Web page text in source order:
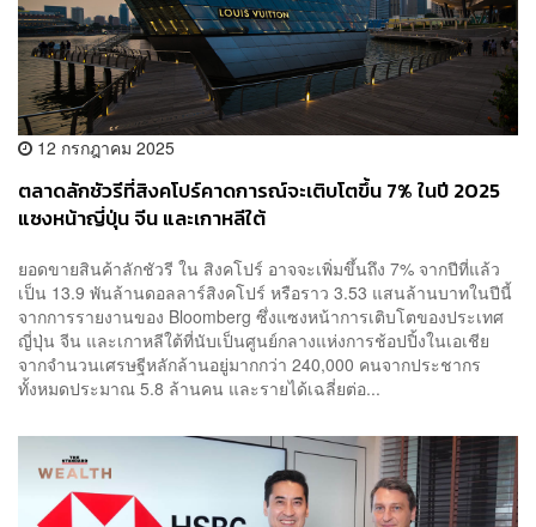
12 กรกฎาคม 2025
ตลาดลักชัวรีที่สิงคโปร์คาดการณ์จะเติบโตขึ้น 7% ในปี 2025
แซงหน้าญี่ปุ่น จีน และเกาหลีใต้
ยอดขายสินค้าลักชัวรี ใน สิงคโปร์ อาจจะเพิ่มขึ้นถึง 7% จากปีที่แล้ว
เป็น 13.9 พันล้านดอลลาร์สิงคโปร์ หรือราว 3.53 แสนล้านบาทในปีนี้
จากการรายงานของ Bloomberg ซึ่งแซงหน้าการเติบโตของประเทศ
ญี่ปุ่น จีน และเกาหลีใต้ที่นับเป็นศูนย์กลางแห่งการช้อปปิ้งในเอเชีย
จากจำนวนเศรษฐีหลักล้านอยู่มากกว่า 240,000 คนจากประชากร
ทั้งหมดประมาณ 5.8 ล้านคน และรายได้เฉลี่ยต่อ...